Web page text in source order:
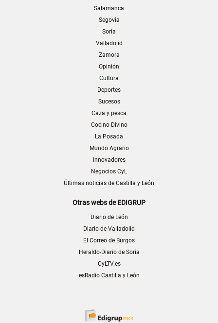
Salamanca
Segovia
Soria
Valladolid
Zamora
Opinión
Cultura
Deportes
Sucesos
Caza y pesca
Cocino Divino
La Posada
Mundo Agrario
Innovadores
Negocios CyL
Últimas noticias de Castilla y León
Otras webs de EDIGRUP
Diario de León
Diario de Valladolid
El Correo de Burgos
Heraldo-Diario de Soria
CyLTV.es
esRadio Castilla y León